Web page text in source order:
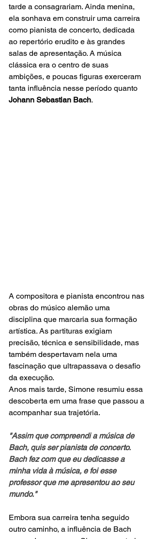
tarde a consagrariam. Ainda menina,
ela sonhava em construir uma carreira
como pianista de concerto, dedicada
ao repertório erudito e às grandes
salas de apresentação. A música
clássica era o centro de suas
ambições, e poucas figuras exerceram
tanta influência nesse período quanto
Johann Sebastian Bach.
A compositora e pianista encontrou nas
obras do músico alemão uma
disciplina que marcaria sua formação
artística. As partituras exigiam
precisão, técnica e sensibilidade, mas
também despertavam nela uma
fascinação que ultrapassava o desafio
da execução.
Anos mais tarde, Simone resumiu essa
descoberta em uma frase que passou a
acompanhar sua trajetória.
"Assim que compreendi a música de
Bach, quis ser pianista de concerto.
Bach fez com que eu dedicasse a
minha vida à música, e foi esse
professor que me apresentou ao seu
mundo."
Embora sua carreira tenha seguido
outro caminho, a influência de Bach